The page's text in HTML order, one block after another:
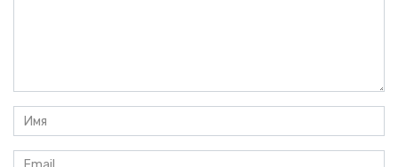
Имя
*
Email